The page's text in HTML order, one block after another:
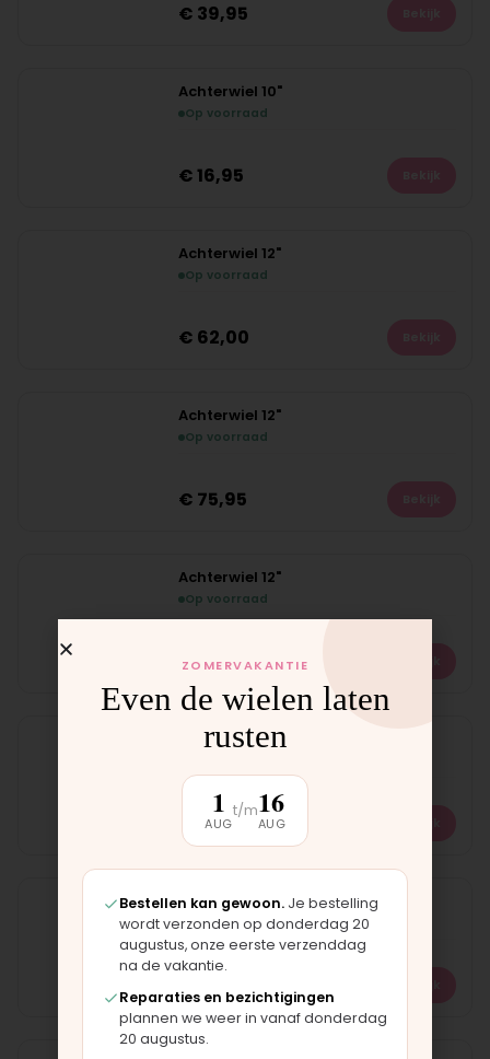
€ 39,95
Achterwiel 10"
Op voorraad
€16,95
Achterwiel 12"
Op voorraad
€ 62,00
Achterwiel 12"
Op voorraad
€ 75,95
Achterwiel 12"
Op voorraad
€29,00
Buitenband 12"
17,95
Buitenband 12"
Op voorraad
€
ZOMERVAKANTIE
Even de wielen laten
rusten
1
AUG
t/m16
AUG
Bestellen kan gewoon. Je bestelling
wordt verzonden op donderdag 20
augustus, onze eerste verzenddag
na de vakantie.
Reparaties en bezichtigingen
plannen we weer in vanaf donderdag
20 augustus.